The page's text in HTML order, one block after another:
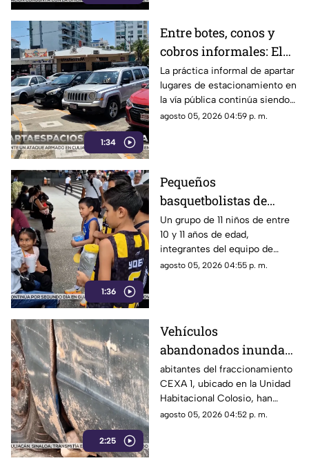
1:34
Entre botes, conos y
cobros informales: El
calvario de
estacionarse en la
Costera de Acapulco
La práctica informal de apartar
lugares de estacionamiento en
la vía pública continúa siendo
un tema de constante debate y
Miguel Alemán.
agosto 05, 2026 04:59 p. m.
1:36
Pequeños
basquetbolistas de
Chilpancingo buscan
apoyo para competir en
torneo nacional en
Veracruz
Un grupo de 11 niños de entre
10 y 11 años de edad,
integrantes del equipo de
básquetbol Panteras de
a cabo en Orizaba, Veracruz,
del 19 al 23 de agosto.
agosto 05, 2026 04:55 p. m.
2:25
Vehículos
abandonados inundan
la Unidad Habitacional
Colosio: Vecinos
denuncian foco de
infección e inseguridad
abitantes del fraccionamiento
CEXA 1, ubicado en la Unidad
Habitacional Colosio, han
alzado la voz para denunciar
agosto 05, 2026 04:52 p. m.